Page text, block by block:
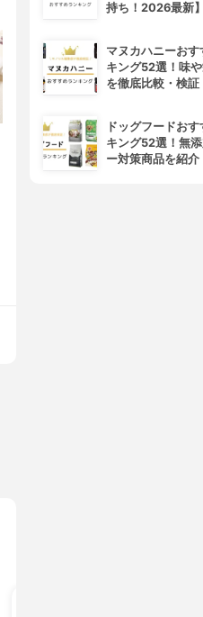
持ち！2026最新】
マヌカハニーお
キング52選！味
を徹底比較・検証
ドッグフードお
キング52選！無
ー対策商品を紹介